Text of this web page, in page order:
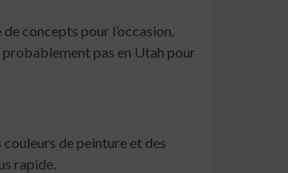
concepts pour l’occasion.
probablement pas en Utah pour
de peinture et des
rapide.